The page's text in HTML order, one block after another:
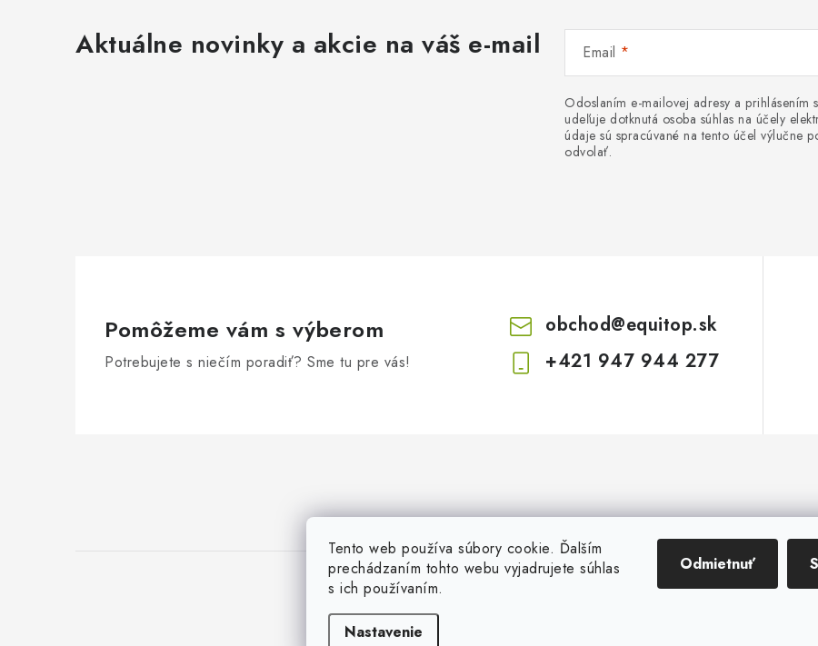
Tento web používa súbory cookie. Ďalším
prechádzaním tohto webu vyjadrujete súhlas
s ich používaním.
Nastavenie
Odmietnuť
Aktuálne novinky a akcie na váš e-mail Email
Odoslaním e-mailovej adresy a
udeľuje dotknutá osoba súhlas na účely
údaje sú spracúvané na tento účel výlučne
odvolať.
Pomôžeme vám s výberom
Potrebujete s niečím poradiť? Sme tu pre vás!
obchod@equitop.sk
+421 947 944 277